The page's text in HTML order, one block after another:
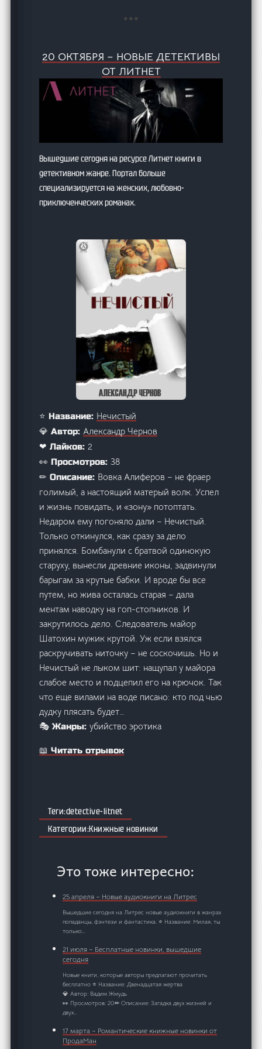
20 ОКТЯБРЯ – НОВЫЕ ДЕТЕКТИВЫ
ОТ ЛИТНЕТ
Вышедшие сегодня на ресурсе Литнет книги в
детективном жанре. Портал больше
специализируется на женских, любовно-
приключенческих романах.
⭐ Название: Нечистый
💎 Автор:Александр Чернов
❤ Лайков:2
👀 Просмотров:38
✏ Описание: Вовка Алиферов – не фраер
голимый, а настоящий матерый волк. Успел
и жизнь повидать, и «зону» потоптать.
Недаром ему погоняло дали – Нечистый.
Только откинулся, как сразу за дело
принялся. Бомбанули с братвой одинокую
старуху, вынесли древние иконы, задвинули
барыгам за крутые бабки. И вроде бы все
путем, но жива осталась старая – дала
ментам наводку на гоп-стопников. И
закрутилось дело. Следователь майор
Шатохин мужик крутой. Уж если взялся
раскручивать ниточку – не соскочишь. Но и
Нечистый не лыком шит: нащупал у майора
слабое место и подцепил его на крючок. Так
что еще вилами на воде писано: кто под чью
дудку плясать будет…
🎭 Жанры:убийство эротика
📖 Читать отрывок
detective-litnet
Книжные новинки
Это тоже интересно:
25 апреля – Новые аудиокниги на Литрес
Вышедшие сегодня на Литрес новые аудиокниги в жанрах
попаданцы, фэнтези и фантастика. ⭐ Название: Милая, ты
только…
21 июля – Бесплатные новинки, вышедшие
сегодня
Новые книги, которые авторы предлагают прочитать
бесплатно ⭐ Название: Двенадцатая жертва
💎 Автор: Вадим Жмудь
👀 Просмотров: 20✏ Описание: Загадка двух жизней и
двух…
17 марта – Романтические книжные новинки от
ПродаМан